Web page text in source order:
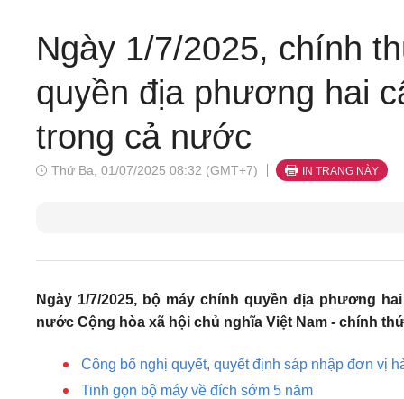
Ngày 1/7/2025, chính
quyền địa phương hai
trong cả nước
Thứ Ba, 01/07/2025 08:32 (GMT+7) IN TRANG NÀY
Ngày 1/7/2025, bộ máy chính quyền địa phương
nước Cộng hòa xã hội chủ nghĩa Việt Nam - chính
Công bố nghị quyết, quyết định sáp nhập đơn vị
Tinh gọn bộ máy về đích sớm 5 năm